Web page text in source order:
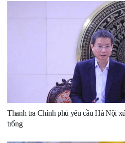
Thanh tra Chính phủ yêu cầu Hà Nội
trống